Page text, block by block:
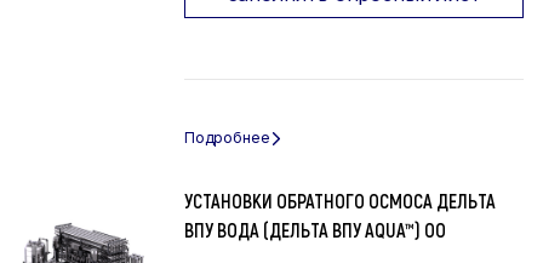
УСТАНОВКИ ОБРАТНОГО ОСМОСА ДЕЛЬТА
ВПУ ВОДА (ДЕЛЬТА ВПУ AQUA™) ОО